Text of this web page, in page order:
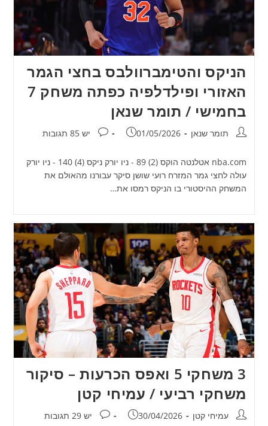
הניקס והטימברוולבס בחצי הגמר
האזורי ופילדלפיה כפתה משחק 7
בחמישי / תומר שנאן
מחבר:תומר שנאן פורסם:
01/05/2026 תגובות:
יש 85 תגובות
nba.com אטלנטה הוקס (2) 89 - ניו יורק ניקס (4) 140 - ניו יורק
עולה לחצי גמר המזרח רועי שושן סיקר עבורנו מהאולם את
המשחק ההיסטורי בו הניקס רמסו את…
3 משחקי 5 ואפס הכרעות – סיקור
משחקי רביעי / עמיחי קטן
מחבר:עמיחי קטן פורסם:
30/04/2026 תגובות:
יש 29 תגובות